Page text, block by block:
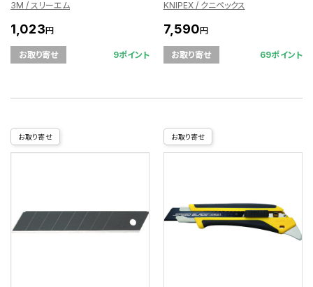
3M / スリーエム
1,023円
お取り寄せ 9ポイント
KNIPEX / クニペックス
7,590円
お取り寄せ 69ポイント
お取り寄せ お取り寄せ